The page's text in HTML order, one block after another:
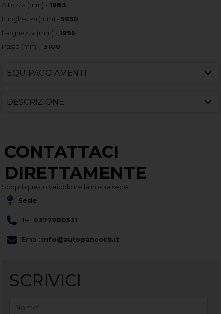
Altezza (mm) - 1983
Lunghezza (mm) -5050
Larghezza (mm) - 1999
Passo (mm) - 3100
EQUIPAGGIAMENTI
DESCRIZIONE
CONTATTACI
DIRETTAMENTE
Scopri questo veicolo nella nostra sede:
Sede
Tel. 0377900531
Email: info@autopancotti.it
SCRIVICI